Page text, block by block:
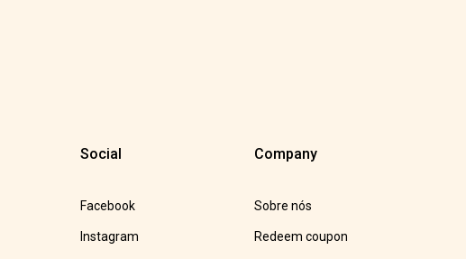
Social
Facebook
Instagram
Company
Sobre nós
Redeem coupon